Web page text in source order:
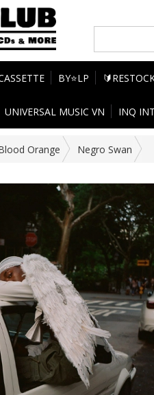
BY⭐LP
UNIVERSAL MUSIC VN INQ
Orange Negro Swan